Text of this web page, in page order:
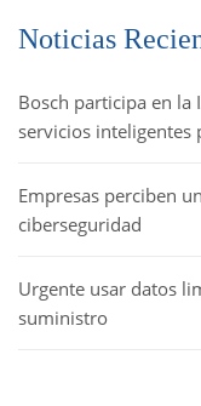
Noticias
Bosch participa en la
servicios inteligentes
Empresas perciben
ciberseguridad
Urgente usar datos
suministro